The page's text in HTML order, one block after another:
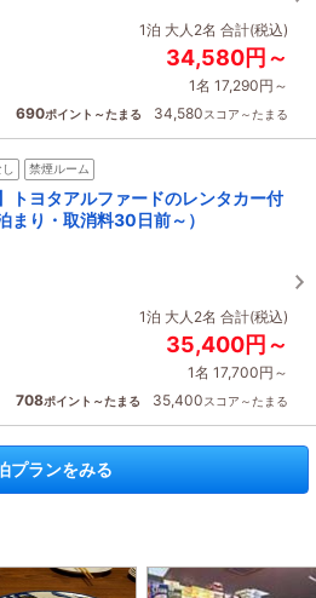
1泊 大人2名 合計(税込)
34,580円～
1名 17,290円～
690ポイント～たまる 34,580スコア～たまる
禁煙ルーム
トヨタアルファードのレンタカー付
まり・取消料30日前～）
1泊 大人2名 合計(税込)
35,400円～
1名 17,700円～
708ポイント～たまる 35,400スコア～たまる
プランをみる